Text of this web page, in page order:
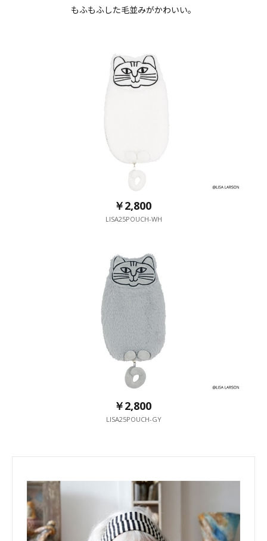
もふもふした毛並みがかわいい。
￥2,800
LISA25POUCH-WH
￥2,800
LISA25POUCH-GY